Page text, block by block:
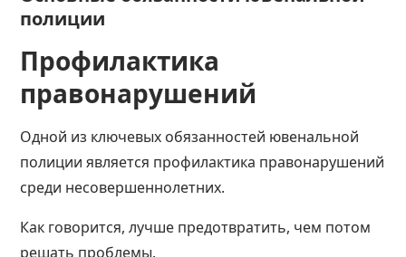
полиции
Профилактика
правонарушений
Одной из ключевых обязанностей ювенальной
полиции является профилактика правонарушений
среди несовершеннолетних.
Как говорится, лучше предотвратить, чем потом
решать проблемы.